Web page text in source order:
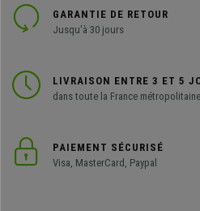
GARANTIE DE RETOUR
Jusqu'à 30 jours
LIVRAISON ENTRE 3 ET 5
dans toute la France
PAIEMENT SÉCURISÉ
Visa, MasterCard, Paypal